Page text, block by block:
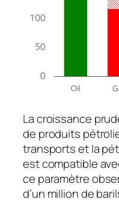
La croissance
de produits
transports et la
est compatible
ce paramètre
d’un million de